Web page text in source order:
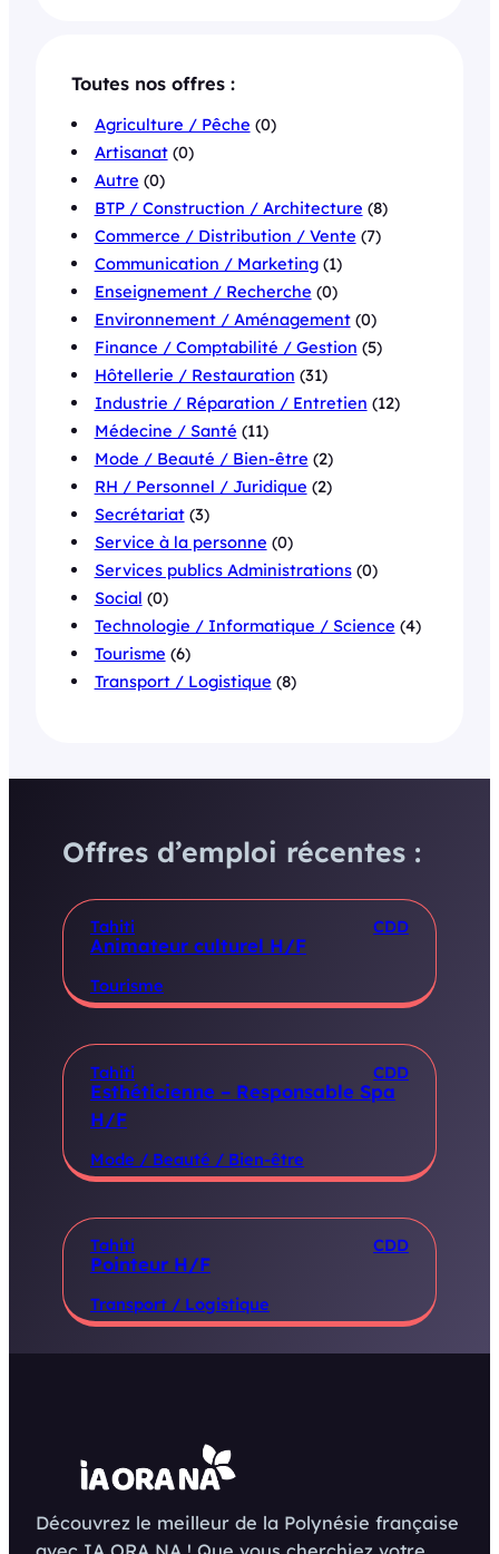
Toutes nos offres :
Agriculture / Pêche (0)
Artisanat(0)
Autre (0)
BTP / Construction / Architecture (8)
Commerce / Distribution / Vente (7)
Communication / Marketing(1)
Enseignement / Recherche (0)
Environnement / Aménagement(0)
Finance / Comptabilité / Gestion (5)
Hôtellerie / Restauration (31)
Industrie / Réparation / Entretien (12)
Médecine / Santé (11)
Mode / Beauté / Bien-être (2)
RH / Personnel / Juridique (2)
Secrétariat(3)
Service à la personne (0)
Services publics Administrations(0)
Social (0)
Technologie / Informatique / Science (4)
Tourisme (6)
Transport / Logistique (8)
Offres d’emploi récentes :
Tahiti CDD
Animateur culturel H/F
Tourisme
Tahiti CDD
Esthéticienne – Responsable Spa
H/F
Mode / Beauté / Bien-être
Tahiti CDD
Pointeur H/F
Transport / Logistique
Découvrez le meilleur de la Polynésie française